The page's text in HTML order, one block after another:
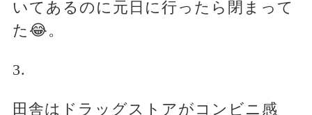
いてあるのに元日に行ったら閉まって
た😂。
3.
田舎はドラッグストアがコンビニ感